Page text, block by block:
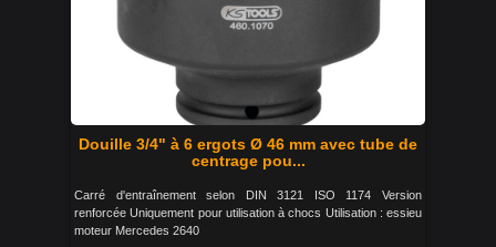
Douille 3/4" à 6 ergots Ø 46 mm avec tube de
centrage pou...
Carré d'entraînement selon DIN 3121 ISO 1174 Version
renforcée Uniquement pour utilisation à chocs Utilisation : essieu
moteur Mercedes 2640